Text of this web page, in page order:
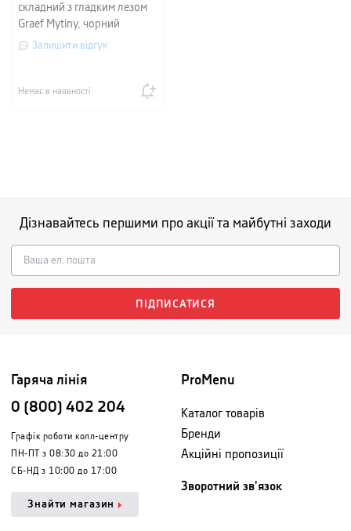
складний з гладким лезом
Graef Mytiny, чорний
Залишити відгук
Немає в наявності
Дізнавайтесь першими про акції та майбутні заходи
ПІДПИСАТИСЯ
Гаряча лінія
0 (800) 402 204
Графік роботи колл-центру
ПН-ПТ з 08:30 до 21:00
СБ-НД з 10:00 до 17:00
Знайти магазин
ProMenu
Каталог товарів
Бренди
Акційні пропозиції
Зворотний зв'язок